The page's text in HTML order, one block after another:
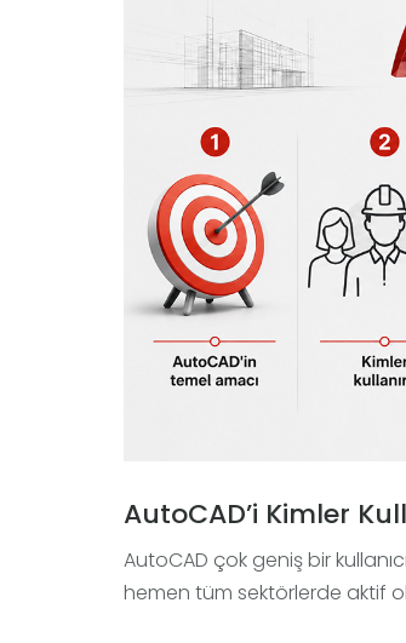
AutoCAD’i Kimler
AutoCAD çok geniş bir
hemen tüm sektörlerde aktif